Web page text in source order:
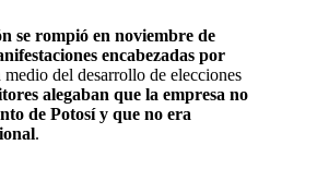
se rompió en noviembre de
encabezadas por
medio del desarrollo de elecciones
alegaban que la empresa no
de Potosí y que no era
.